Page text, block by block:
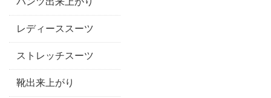
レディーススーツ
ストレッチスーツ
靴出来上がり